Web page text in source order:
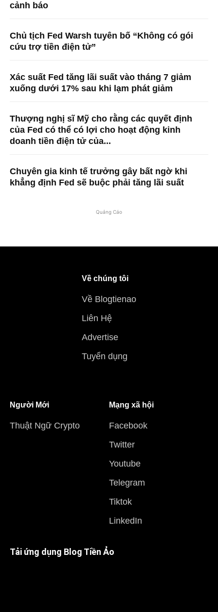
cảnh báo
Chủ tịch Fed Warsh tuyên bố “Không có gói
cứu trợ tiền điện tử”
Xác suất Fed tăng lãi suất vào tháng 7 giảm
xuống dưới 17% sau khi lạm phát giảm
Thượng nghị sĩ Mỹ cho rằng các quyết định
của Fed có thể có lợi cho hoạt động kinh
doanh tiền điện tử của...
Chuyên gia kinh tế trưởng gây bất ngờ khi
khẳng định Fed sẽ buộc phải tăng lãi suất
Quảng Cáo
Về chúng tôi
Về Blogtienao
Liên Hệ
Advertise
Tuyển dụng
Người Mới
Thuật Ngữ Crypto
Mạng xã hội
Facebook
Twitter
Youtube
Telegram
Tiktok
LinkedIn
Tải ứng dụng Blog Tiền Ảo